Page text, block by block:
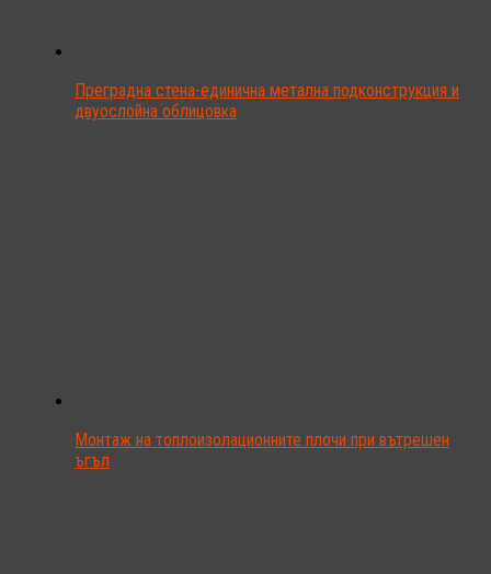
Преградна стена-единична метална подконструкция и
двуослойна облицовка
Монтаж на топлоизолационните плочи при вътрешен
ъгъл